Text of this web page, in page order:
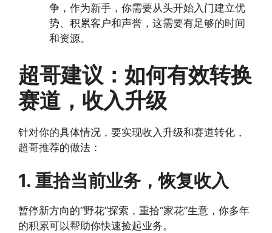
争，作为新手，你需要从头开始入门建立优
势、积累客户和声誉，这需要有足够的时间
和资源。
超哥建议：如何有效转换
赛道，收入升级
针对你的具体情况，要实现收入升级和赛道转化，
超哥推荐的做法：
1. 重拾当前业务，恢复收入
暂停新方向的“野花”探索，重拾“家花”生意，你多年
的积累可以帮助你快速捡起业务。